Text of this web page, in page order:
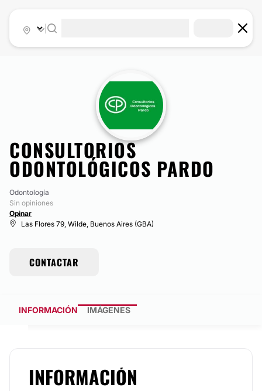
CONSULTORIOS
ODONTOLÓGICOS PARDO
Odontología
Sin opiniones
Opinar
Las Flores 79, Wilde, Buenos Aires (GBA)
CONTACTAR
INFORMACIÓN IMÁGENES
INFORMACIÓN